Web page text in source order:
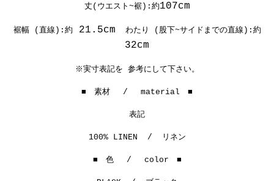
丈(ウエスト~裾):約107cm
裾幅 (直線):約 21.5cm わたり (股下~サイドまでの直線):約
32cm
※実寸表記を 参考にして下さい。
■ 素材 / material ■
表記
100% LINEN / リネン
■ 色 / color ■